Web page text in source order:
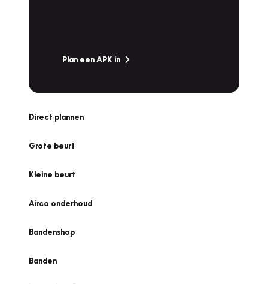
Plan een APK in
Direct plannen
Grote beurt
Kleine beurt
Airco onderhoud
Bandenshop
Banden